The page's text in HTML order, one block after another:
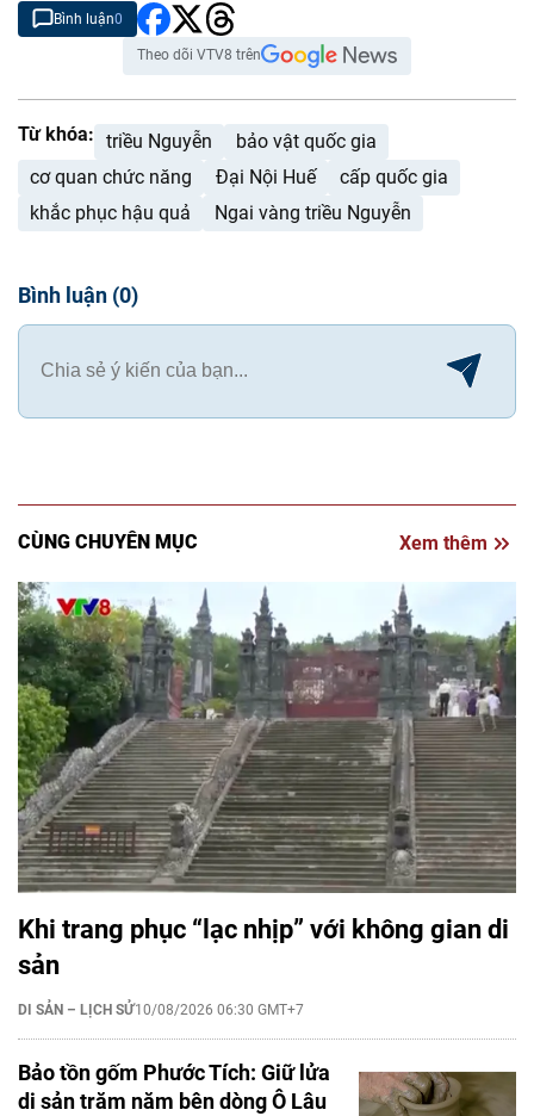
Bình luận0
Theo dõi VTV8 trên
Từ khóa: triều Nguyễn
bảo vật quốc gia
cơ quan chức năng
Đại Nội Huế
cấp quốc gia
khắc phục hậu quả
Ngai vàng triều Nguyễn
Bình luận (0)
CÙNG CHUYÊN MỤC Xem thêm
Khi trang phục “lạc nhịp” với không gian di
sản
DI SẢN – LỊCH SỬ10/08/2026 06:30 GMT+7
Bảo tồn gốm Phước Tích: Giữ lửa
di sản trăm năm bên dòng Ô Lâu